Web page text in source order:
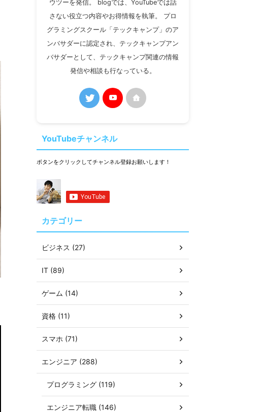
ウツーを発信。 blogでは、YouTubeでは話
さない役立つ内容やお得情報を執筆。 プロ
グラミングスクール「テックキャンプ」のア
ンバサダーに認定され、テックキャンプアン
バサダーとして、テックキャンプ関連の情報
発信や相談も行なっている。
YouTubeチャンネル
ボタンをクリックしてチャンネル登録お願いします！
カテゴリー
ビジネス (27)
IT (89)
ゲーム (14)
資格 (11)
スマホ (71)
エンジニア (288)
プログラミング (119)
エンジニア転職 (146)